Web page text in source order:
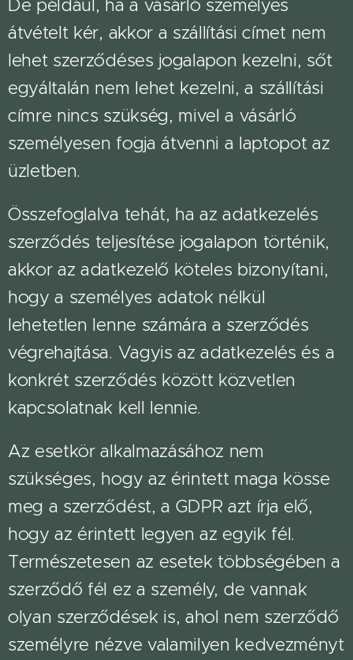
De például, ha a vásárló személyes
átvételt kér, akkor a szállítási címet nem
lehet szerződéses jogalapon kezelni, sőt
egyáltalán nem lehet kezelni, a szállítási
címre nincs szükség, mivel a vásárló
személyesen fogja átvenni a laptopot az
üzletben.
Összefoglalva tehát, ha az adatkezelés
szerződés teljesítése jogalapon történik,
akkor az adatkezelő köteles bizonyítani,
hogy a személyes adatok nélkül
lehetetlen lenne számára a szerződés
végrehajtása. Vagyis az adatkezelés és a
konkrét szerződés között közvetlen
kapcsolatnak kell lennie.
Az esetkör alkalmazásához nem
szükséges, hogy az érintett maga kösse
meg a szerződést, a GDPR azt írja elő,
hogy az érintett legyen az egyik fél.
Természetesen az esetek többségében a
szerződő fél ez a személy, de vannak
olyan szerződések is, ahol nem szerződő
személyre nézve valamilyen kedvezményt